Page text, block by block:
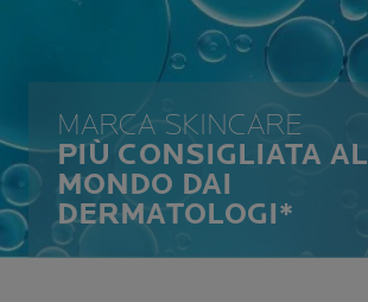
MARCA SKINCARE
PIÙ CONSIGLIATA AL
MONDO DAI
DERMATOLOGI*